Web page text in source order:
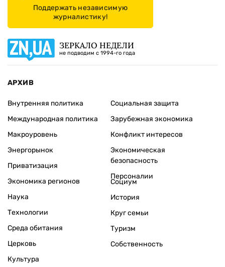
Поддержать независимую
журналистику!
ЗЕРКАЛО НЕДЕЛИ
не подводим с 1994-го года
АРХИВ
Внутренняя политика
Международная политика
Макроуровень
Энергорынок
Приватизация
Экономика регионов
Социальная защита
Зарубежная экономика
Конфликт интересов
Экономическая
безопасность
Персоналии
Наука
Технологии
Среда обитания
Церковь
Культура
Социум
История
Круг семьи
Туризм
Собственность